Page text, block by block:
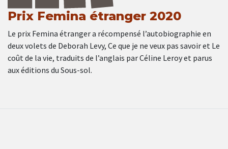
Prix Femina étranger 2020
Le prix Femina étranger a récompensé l’autobiographie en
deux volets de Deborah Levy, Ce que je ne veux pas savoir et Le
coût de la vie, traduits de l’anglais par Céline Leroy et parus
aux éditions du Sous-sol.